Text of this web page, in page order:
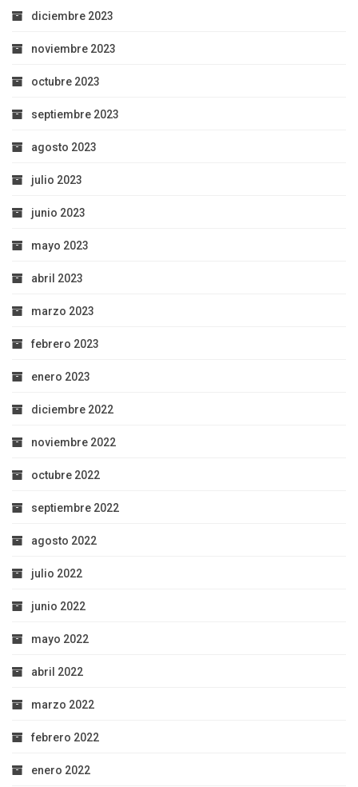
diciembre 2023
noviembre 2023
octubre 2023
septiembre 2023
agosto 2023
julio 2023
junio 2023
mayo 2023
abril 2023
marzo 2023
febrero 2023
enero 2023
diciembre 2022
noviembre 2022
octubre 2022
septiembre 2022
agosto 2022
julio 2022
junio 2022
mayo 2022
abril 2022
marzo 2022
febrero 2022
enero 2022